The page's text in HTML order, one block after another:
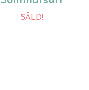
SÅLD!